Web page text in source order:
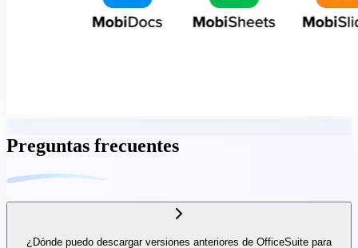
Preguntas frecuentes
¿Dónde puedo descargar versiones anteriores de OfficeSuite para